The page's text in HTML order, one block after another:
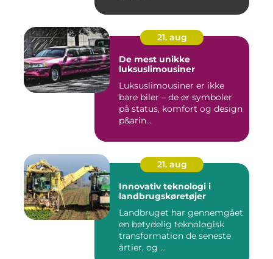
21. aug
De mest unikke
luksuslimousiner
Luksuslimousiner er ikke
bare biler – de er symboler
på status, komfort og design
p&arin...
21. aug
Innovativ teknologi i
landbrugskøretøjer
Landbruget har gennemgået
en betydelig teknologisk
transformation de seneste
årtier, og ...